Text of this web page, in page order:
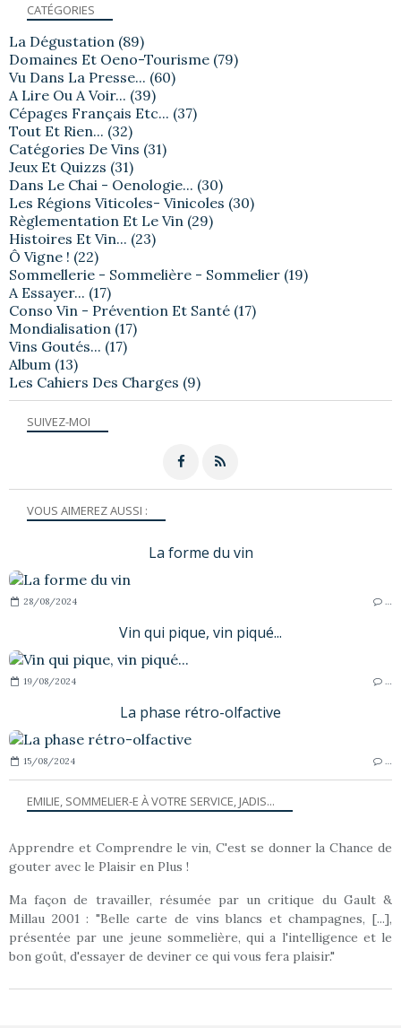
SUIVEZ-MOI
VOUS AIMEREZ AUSSI :
La forme du vin
28/08/2024
Vin qui pique, vin piqué...
19/08/2024
La phase rétro-olfactive
15/08/2024
CATÉGORIES
La Dégustation (89)
Domaines Et Oeno-Tourisme (79)
Vu Dans La Presse... (60)
A Lire Ou A Voir... (39)
Cépages Français Etc... (37)
Tout Et Rien... (32)
Catégories De Vins (31)
Jeux Et Quizzs (31)
Dans Le Chai - Oenologie... (30)
Les Régions Viticoles- Vinicoles (30)
Règlementation Et Le Vin (29)
Histoires Et Vin... (23)
Ô Vigne ! (22)
Sommellerie - Sommelière - Sommelier (19)
A Essayer... (17)
Conso Vin - Prévention Et Santé (17)
Mondialisation (17)
Vins Goutés... (17)
Album (13)
Les Cahiers Des Charges (9)
EMILIE, SOMMELIER-E À VOTRE SERVICE, JADIS...
Apprendre et Comprendre le vin, C'est se donner la Chance de
gouter avec le Plaisir en Plus !
Ma façon de travailler, résumée par un critique du Gault &
Millau 2001 : "Belle carte de vins blancs et champagnes, [...],
présentée par une jeune sommelière, qui a l'intelligence et le
bon goût, d'essayer de deviner ce qui vous fera plaisir."